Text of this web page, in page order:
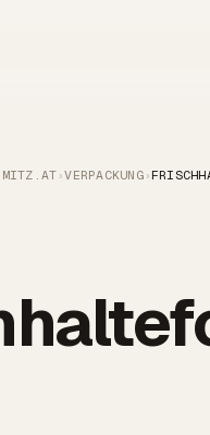
›VERPACKUNG›